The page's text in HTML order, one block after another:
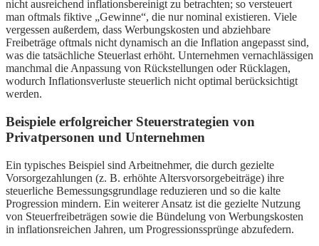
nicht ausreichend inflationsbereinigt zu betrachten; so versteuert
man oftmals fiktive „Gewinne“, die nur nominal existieren. Viele
vergessen außerdem, dass Werbungskosten und abziehbare
Freibeträge oftmals nicht dynamisch an die Inflation angepasst sind,
was die tatsächliche Steuerlast erhöht. Unternehmen vernachlässigen
manchmal die Anpassung von Rückstellungen oder Rücklagen,
wodurch Inflationsverluste steuerlich nicht optimal berücksichtigt
werden.
Beispiele erfolgreicher Steuerstrategien von
Privatpersonen und Unternehmen
Ein typisches Beispiel sind Arbeitnehmer, die durch gezielte
Vorsorgezahlungen (z. B. erhöhte Altersvorsorgebeiträge) ihre
steuerliche Bemessungsgrundlage reduzieren und so die kalte
Progression mindern. Ein weiterer Ansatz ist die gezielte Nutzung
von Steuerfreibeträgen sowie die Bündelung von Werbungskosten
in inflationsreichen Jahren, um Progressionssprünge abzufedern.